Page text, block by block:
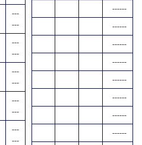
---
---
---
---
---
---
---
---
---
---
------
------
------
------
------
------
------
------